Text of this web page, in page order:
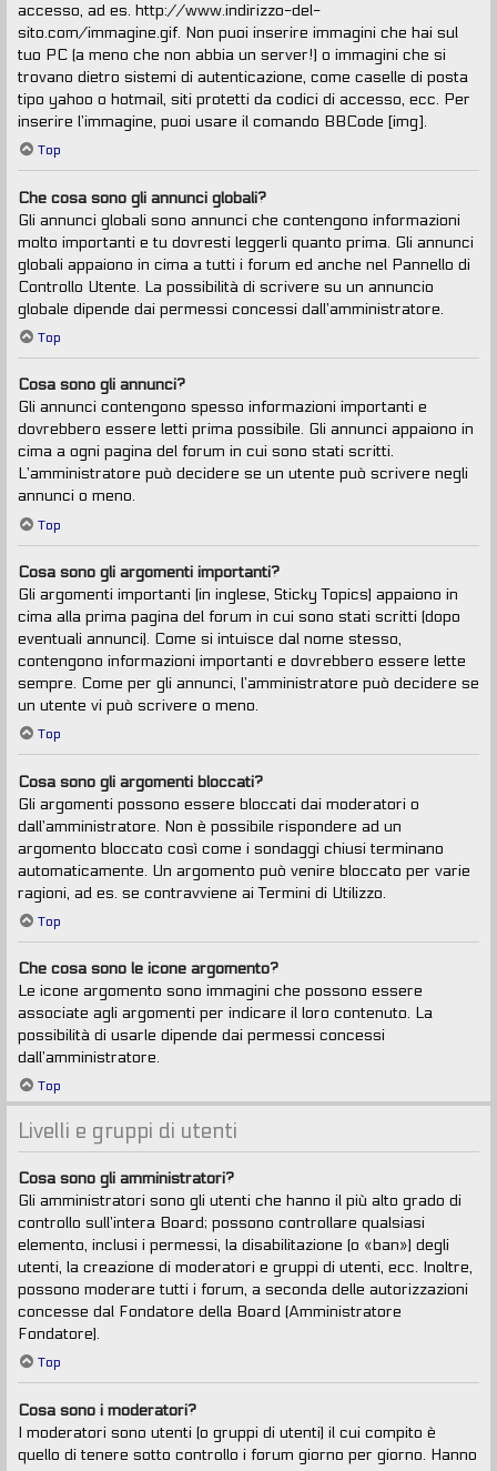
accesso, ad es. http://www.indirizzo-del-
sito.com/immagine.gif. Non puoi inserire immagini che hai sul
tuo PC (a meno che non abbia un server!) o immagini che si
trovano dietro sistemi di autenticazione, come caselle di posta
tipo yahoo o hotmail, siti protetti da codici di accesso, ecc. Per
inserire l’immagine, puoi usare il comando BBCode [img].
Top
Che cosa sono gli annunci globali?
Gli annunci globali sono annunci che contengono informazioni
molto importanti e tu dovresti leggerli quanto prima. Gli annunci
globali appaiono in cima a tutti i forum ed anche nel Pannello di
Controllo Utente. La possibilità di scrivere su un annuncio
globale dipende dai permessi concessi dall’amministratore.
Top
Cosa sono gli annunci?
Gli annunci contengono spesso informazioni importanti e
dovrebbero essere letti prima possibile. Gli annunci appaiono in
cima a ogni pagina del forum in cui sono stati scritti.
L’amministratore può decidere se un utente può scrivere negli
annunci o meno.
Top
Cosa sono gli argomenti importanti?
Gli argomenti importanti (in inglese, Sticky Topics) appaiono in
cima alla prima pagina del forum in cui sono stati scritti (dopo
eventuali annunci). Come si intuisce dal nome stesso,
contengono informazioni importanti e dovrebbero essere lette
sempre. Come per gli annunci, l’amministratore può decidere se
un utente vi può scrivere o meno.
Top
Cosa sono gli argomenti bloccati?
Gli argomenti possono essere bloccati dai moderatori o
dall’amministratore. Non è possibile rispondere ad un
argomento bloccato così come i sondaggi chiusi terminano
automaticamente. Un argomento può venire bloccato per varie
ragioni, ad es. se contravviene ai Termini di Utilizzo.
Top
Che cosa sono le icone argomento?
Le icone argomento sono immagini che possono essere
associate agli argomenti per indicare il loro contenuto. La
possibilità di usarle dipende dai permessi concessi
dall’amministratore.
Top
Livelli e gruppi di utenti
Cosa sono gli amministratori?
Gli amministratori sono gli utenti che hanno il più alto grado di
controllo sull’intera Board; possono controllare qualsiasi
elemento, inclusi i permessi, la disabilitazione (o «ban») degli
utenti, la creazione di moderatori e gruppi di utenti, ecc. Inoltre,
possono moderare tutti i forum, a seconda delle autorizzazioni
concesse dal Fondatore della Board (Amministratore
Fondatore).
Top
Cosa sono i moderatori?
I moderatori sono utenti (o gruppi di utenti) il cui compito è
quello di tenere sotto controllo i forum giorno per giorno. Hanno